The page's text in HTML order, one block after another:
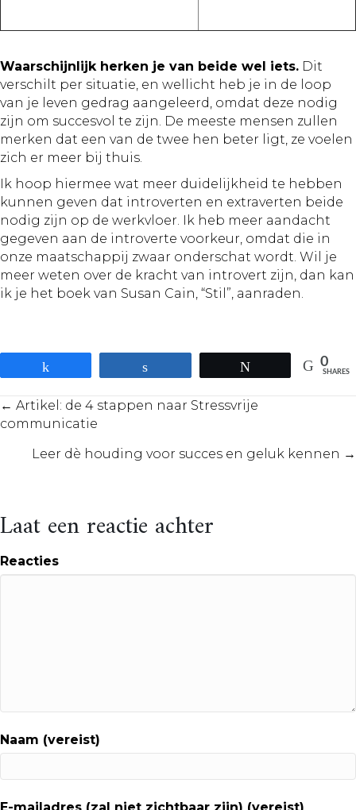
Waarschijnlijk herken je van beide wel iets. Dit
verschilt per situatie, en wellicht heb je in de loop
van je leven gedrag aangeleerd, omdat deze nodig
zijn om succesvol te zijn. De meeste mensen zullen
merken dat een van de twee hen beter ligt, ze voelen
zich er meer bij thuis.
Ik hoop hiermee wat meer duidelijkheid te hebben
kunnen geven dat introverten en extraverten beide
nodig zijn op de werkvloer. Ik heb meer aandacht
gegeven aan de introverte voorkeur, omdat die in
onze maatschappij zwaar onderschat wordt. Wil je
meer weten over de kracht van introvert zijn, dan kan
ik je het boek van Susan Cain, “Stil”, aanraden.
0
SHARES
Posts
navigation
← Artikel: de 4 stappen naar Stressvrije
communicatie
Leer dè houding voor succes en geluk kennen →
Laat een reactie achter
Reacties
Naam (vereist)